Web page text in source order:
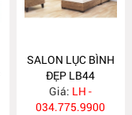
SALON LỤC BÌNH
ĐẸP LB44
Giá: LH -
034.775.9900